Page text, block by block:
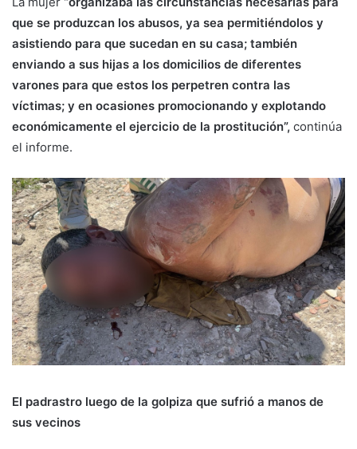
que se produzcan los abusos, ya sea permitiéndolos y
asistiendo para que sucedan en su casa; también
enviando a sus hijas a los domicilios de diferentes
varones para que estos los perpetren contra las
víctimas; y en ocasiones promocionando y explotando
económicamente el ejercicio de la prostitución”, continúa
el informe.
El padrastro luego de la golpiza que sufrió a manos de
sus vecinos